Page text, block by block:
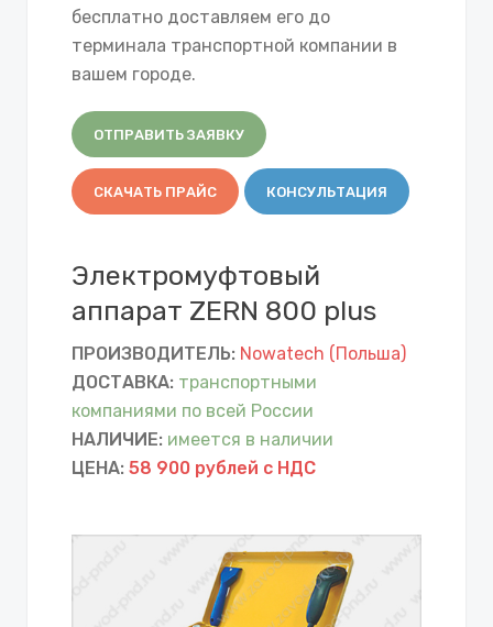
бесплатно доставляем его до
терминала транспортной компании в
вашем городе.
ОТПРАВИТЬ ЗАЯВКУ
СКАЧАТЬ ПРАЙС КОНСУЛЬТАЦИЯ
Электромуфтовый
аппарат ZERN 800 plus
ПРОИЗВОДИТЕЛЬ: Nowatech (Польша)
ДОСТАВКА: транспортными
компаниями по всей России
НАЛИЧИЕ: имеется в наличии
ЦЕНА: 58 900 рублей с НДС